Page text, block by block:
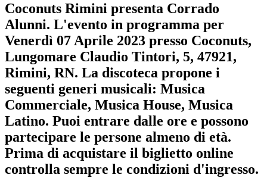
Coconuts Rimini presenta Corrado
Alunni. L'evento in programma per
Venerdì 07 Aprile 2023 presso Coconuts,
Lungomare Claudio Tintori, 5, 47921,
Rimini, RN. La discoteca propone i
seguenti generi musicali: Musica
Commerciale, Musica House, Musica
Latino. Puoi entrare dalle ore e possono
partecipare le persone almeno di età.
Prima di acquistare il biglietto online
controlla sempre le condizioni d'ingresso.